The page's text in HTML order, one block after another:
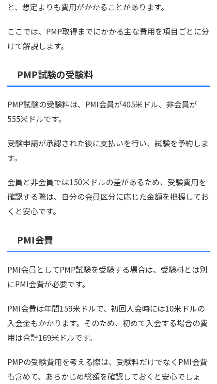
と、想定よりも費用がかかることがあります。
ここでは、PMP取得までにかかる主な費用を項目ごとに分
けて解説します。
PMP試験の受験料
PMP試験の受験料は、PMI会員が405米ドル、非会員が
555米ドルです。
受験申請が承認された後に支払いを行い、試験を予約しま
す。
会員と非会員では150米ドルの差があるため、受験費用を
確認する際は、自分の会員区分に応じた金額を把握してお
くと安心です。
PMI会費
PMI会員としてPMP試験を受験する場合は、受験料とは別
にPMI会費が必要です。
PMI会費は年間159米ドルで、初回入会時には10米ドルの
入会金もかかります。そのため、初めて入会する場合の費
用は合計169米ドルです。
PMPの受験費用を考える際は、受験料だけでなくPMI会費
も含めて、あらかじめ総額を確認しておくと安心でしょ